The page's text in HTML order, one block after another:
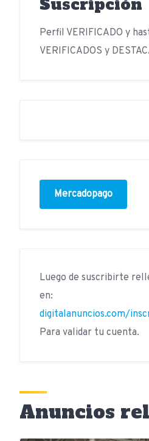
Suscripción
Perfil VERIFICADO y
VERIFICADOS y
Mercadopago
Luego de suscribirte
en:
digitalanuncios.com/
Para validar tu cuenta.
Anuncios